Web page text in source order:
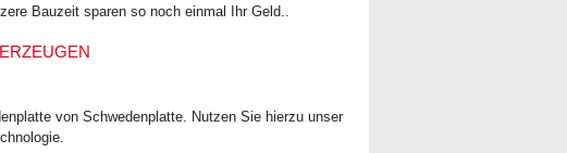
Bauzeit sparen so noch einmal Ihr Geld..
von Schwedenplatte. Nutzen Sie hierzu unser